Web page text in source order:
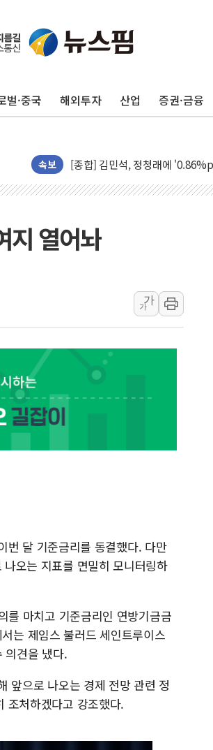
벌·중국 해외투자 산업 증권·금융
속보
포항시 재난예산 40억 긴급 투
울진·영덕 '호우특보'-포항 '산사
인천 합동연설회 나선 송영길·
김민석, 2주차 제주·인천 경선
[속보] 민주, 제주·인천 경선 결
[속보] 민주, 인천 경선 결과 발표
이번주 국내 주요 금융일정
美, 이란전 출구전략 만지작…공
강릉·동해·삼척 시간당 최대 50
폐기물 수거하다 참변…60대 환
서울 중랑구 주택가서 흉기 난동
李대통령 "결혼 때문에 손해 보
추미애, '위안부' 피해자 기림의
인천 선재도 갯벌서 해루질 중
인천서 말다툼 중 어머니 흉기
'화합' 꺼낸 김민석에 '뻔뻔' 받
지 열어놔
가
가
번 달 기준금리를 동결했다. 다만
오는 지표를 면밀히 모니터링하
를 마치고 기준금리인 연방기금금
는 제임스 불러드 세인트루이스
의견을 냈다.
앞으로 나오는 경제 전망 관련 정
조처하겠다고 강조했다.